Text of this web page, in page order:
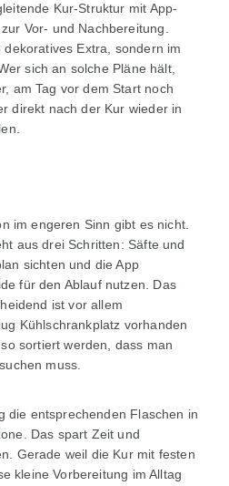
Kur-Struktur mit App-
Vor- und Nachbereitung.
Extra, sondern im
sich an solche Pläne hält,
am Tag vor dem Start noch
direkt nach der Kur wieder in
im engeren Sinn gibt es nicht.
aus drei Schritten: Säfte und
sichten und die App
für den Ablauf nutzen. Das
ist vor allem
Kühlschrankplatz vorhanden
sortiert werden, dass man
muss.
die entsprechenden Flaschen in
Das spart Zeit und
Gerade weil die Kur mit festen
kleine Vorbereitung im Alltag